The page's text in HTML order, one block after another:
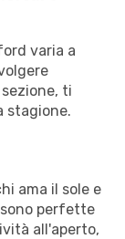
varia a
ti
stagione.
ama il sole e
perfette
all'aperto,